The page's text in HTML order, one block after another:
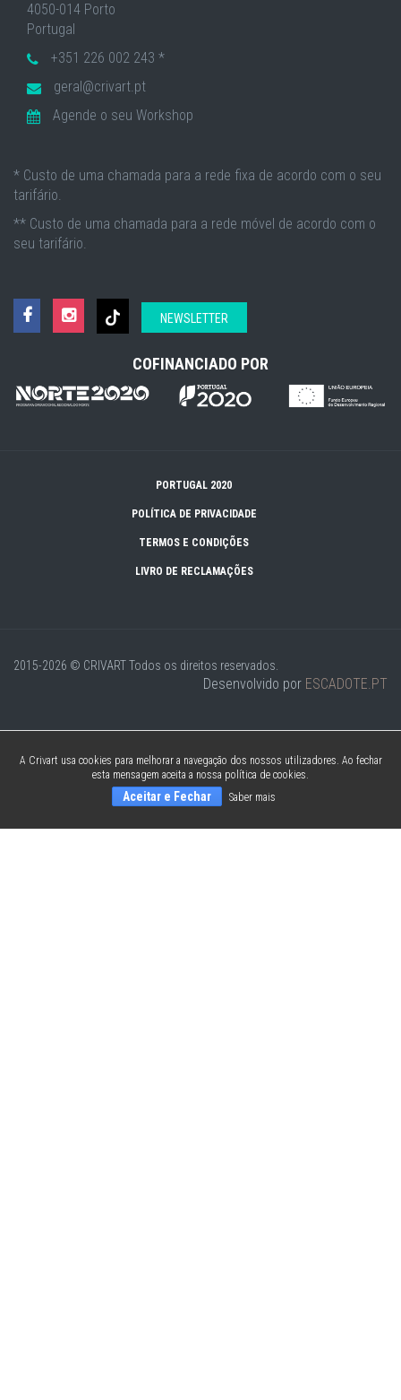
4050-014 Porto
Portugal
+351 226 002 243 *
geral@crivart.pt
Agende o seu Workshop
* Custo de uma chamada para a rede fixa de acordo com o seu
tarifário.
** Custo de uma chamada para a rede móvel de acordo com o
seu tarifário.
NEWSLETTER
COFINANCIADO POR
PORTUGAL 2020
POLÍTICA DE PRIVACIDADE
TERMOS E CONDIÇÕES
LIVRO DE RECLAMAÇÕES
2015-2026 © CRIVARTTodos os direitos reservados.
Desenvolvido por ESCADOTE.PT
A Crivart usa cookies para melhorar a navegação dos nossos utilizadores. Ao fechar
esta mensagem aceita a nossa política de cookies.
Aceitar e Fechar Saber mais